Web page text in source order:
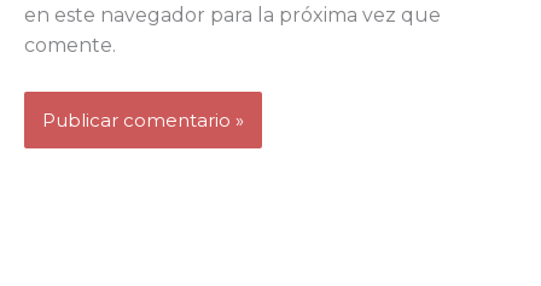
en este navegador para la próxima vez que
comente.